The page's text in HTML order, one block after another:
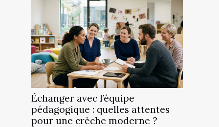
Échanger avec l’équipe
pédagogique : quelles attentes
pour une crèche moderne ?